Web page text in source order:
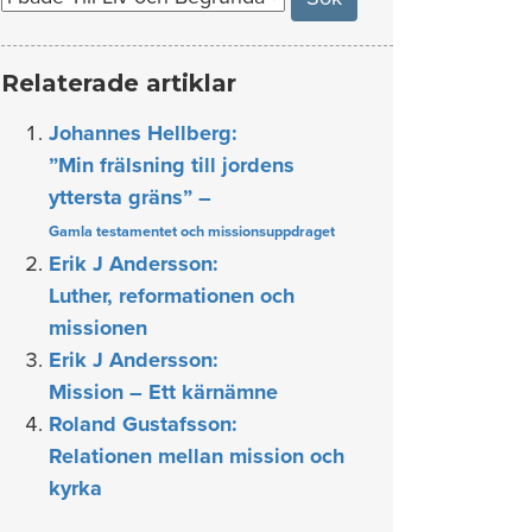
Relaterade artiklar
Johannes Hellberg:
”Min frälsning till jordens
yttersta gräns” –
Gamla testamentet och missionsuppdraget
Erik J Andersson:
Luther, reformationen och
missionen
Erik J Andersson:
Mission – Ett kärnämne
Roland Gustafsson:
Relationen mellan mission och
kyrka